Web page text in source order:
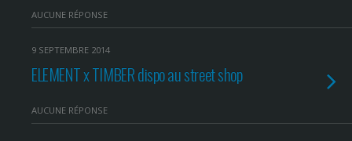
AUCUNE RÉPONSE
9 SEPTEMBRE 2014
ELEMENT x TIMBER dispo au street shop
AUCUNE RÉPONSE